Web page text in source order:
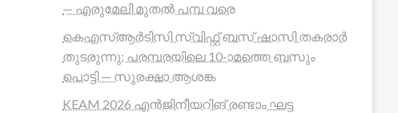
— എരുമേലി മുതൽ പമ്പ വരെ
കെഎസ്ആർടിസി സ്വിഫ്റ്റ് ബസ് ഷാസി തകരാർ
തുടരുന്നു; പരമ്പരയിലെ 10-ാമത്തെ ബസും
പൊട്ടി — സുരക്ഷാ ആശങ്ക
KEAM 2026 എൻജിനീയറിങ് രണ്ടാം ഘട്ട